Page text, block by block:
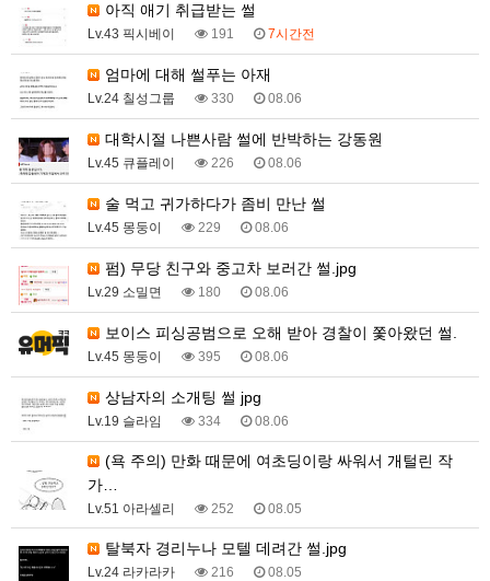
아직 애기 취급받는 썰
Lv.43 픽시베이 191 7시간전
엄마에 대해 썰푸는 아재
Lv.24 칠성그룹 330 08.06
대학시절 나쁜사람 썰에 반박하는 강동원
Lv.45 큐플레이 226 08.06
술 먹고 귀가하다가 좀비 만난 썰
Lv.45 몽둥이 229 08.06
펌) 무당 친구와 중고차 보러간 썰.jpg
Lv.29 소밀면 180 08.06
보이스 피싱공범으로 오해 받아 경찰이 쫓아왔던 썰.
Lv.45 몽둥이 395 08.06
상남자의 소개팅 썰 jpg
Lv.19 슬라임 334 08.06
가…
Lv.51 아라셀리 252 08.05
탈북자 경리누나 모텔 데려간 썰.jpg
Lv.24 라카라카 216 08.05